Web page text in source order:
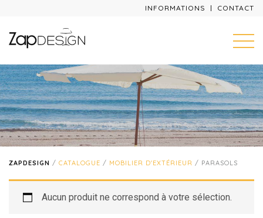
INFORMATIONS CONTACT
ZAPDESIGN / CATALOGUE / MOBILIER D'EXTÉRIEUR / PARASOLS
Aucun produit ne correspond à votre sélection.